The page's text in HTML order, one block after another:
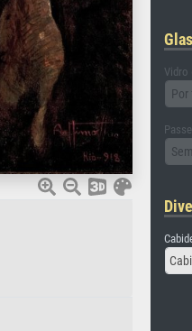
Vidro
Por